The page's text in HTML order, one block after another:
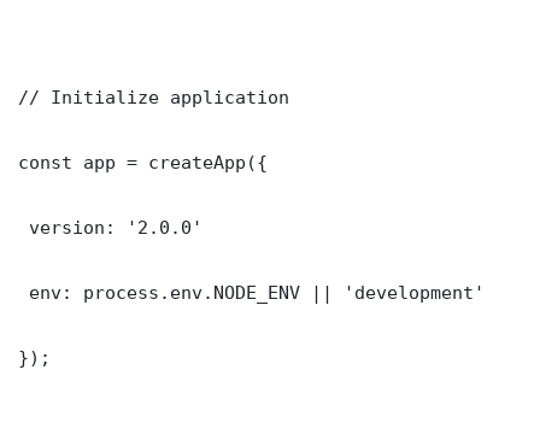
// Initialize application
const app = createApp({
version: '2.0.0'
env: process.env.NODE_ENV || 'development'
});